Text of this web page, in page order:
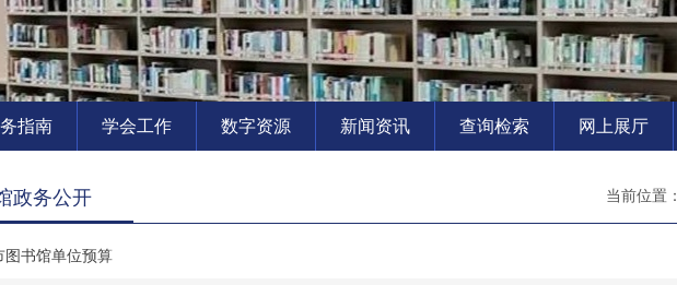
指南 学会工作 数字资源 新闻资讯 查询检索 网上展厅
政务公开 当前位置：
图书馆单位预算